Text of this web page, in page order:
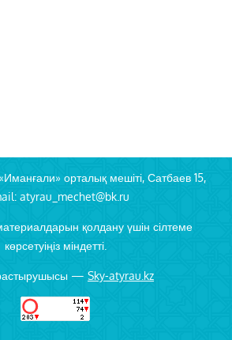
орталық мешіті, Сатбаев 15,
atyrau_mechet@bk.ru
қолдану үшін сілтеме
көрсетуіңіз міндетті.
— Sky-atyrau.kz